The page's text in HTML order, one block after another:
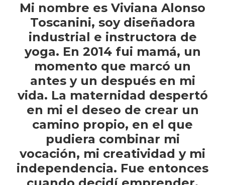
Mi nombre es Viviana Alonso
Toscanini, soy diseñadora
industrial e instructora de
yoga. En 2014 fui mamá, un
momento que marcó un
antes y un después en mi
vida. La maternidad despertó
en mi el deseo de crear un
camino propio, en el que
pudiera combinar mi
vocación, mi creatividad y mi
independencia. Fue entonces